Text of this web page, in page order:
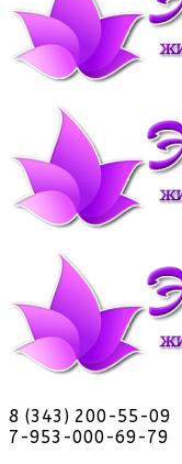
8 (343) 200-55-09
7-953-000-69-79